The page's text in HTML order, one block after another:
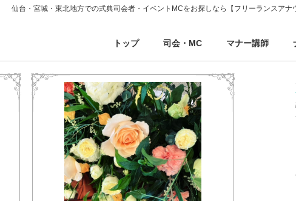
仙台・宮城・東北地方での式典司会者・イベントMCをお探しなら【フリーランスア
トップ 司会・MC マナー講師